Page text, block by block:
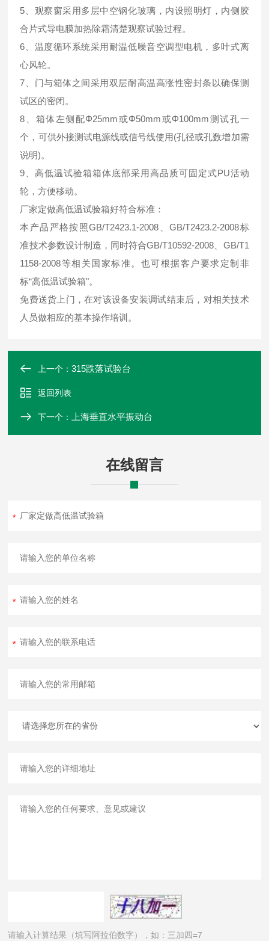
5、观察窗采用多层中空钢化玻璃，内设照明灯，内侧胶
合片式导电膜加热除霜清楚观察试验过程。
6、温度循环系统采用耐温低噪音空调型电机，多叶式离
心风轮。
7、门与箱体之间采用双层耐高温高涨性密封条以确保测
试区的密闭。
8、箱体左侧配Φ25mm或Φ50mm或Φ100mm测试孔一
个，可供外接测试电源线或信号线使用(孔径或孔数增加需
说明)。
9、高低温试验箱箱体底部采用高品质可固定式PU活动
轮，方便移动。
厂家定做高低温试验箱好符合标准：
本产品严格按照GB/T2423.1-2008、GB/T2423.2-2008标
准技术参数设计制造，同时符合GB/T10592-2008、GB/T1
1158-2008等相关国家标准。也可根据客户要求定制非
标“高低温试验箱"。
免费送货上门，在对该设备安装调试结束后，对相关技术
人员做相应的基本操作培训。
上一个：315跌落试验台
返回列表
下一个： 上海垂直水平振动台
在线留言
请输入计算结果（填写阿拉伯数字），如：三加四=7